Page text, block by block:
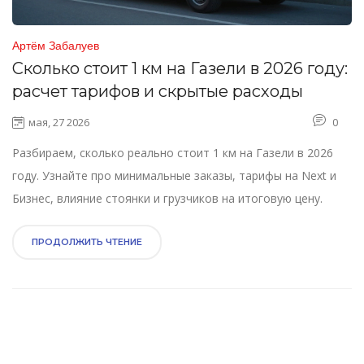
Артём Забалуев
Сколько стоит 1 км на Газели в 2026 году:
расчет тарифов и скрытые расходы
мая, 27 2026 0
Разбираем, сколько реально стоит 1 км на Газели в 2026
году. Узнайте про минимальные заказы, тарифы на Next и
Бизнес, влияние стоянки и грузчиков на итоговую цену.
ПРОДОЛЖИТЬ ЧТЕНИЕ